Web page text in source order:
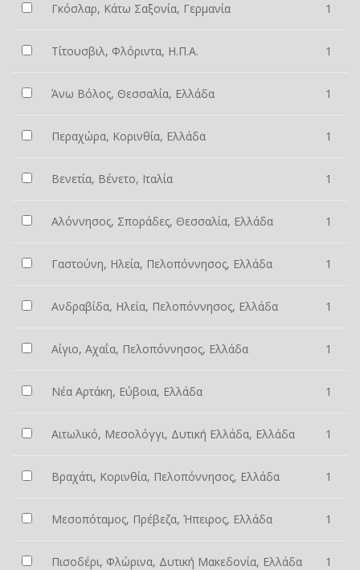
Γκόσλαρ, Κάτω Σαξονία, Γερμανία 1
Τίτουσβιλ, Φλόριντα, Η.Π.Α. 1
Άνω Βόλος, Θεσσαλία, Ελλάδα 1
Περαχώρα, Κορινθία, Ελλάδα 1
Βενετία, Βένετο, Ιταλία 1
Αλόννησος, Σποράδες, Θεσσαλία, Ελλάδα 1
Γαστούνη, Ηλεία, Πελοπόννησος, Ελλάδα 1
Ανδραβίδα, Ηλεία, Πελοπόννησος, Ελλάδα 1
Αίγιο, Αχαΐα, Πελοπόννησος, Ελλάδα 1
Νέα Αρτάκη, Εύβοια, Ελλάδα 1
Αιτωλικό, Μεσολόγγι, Δυτική Ελλάδα, Ελλάδα 1
Βραχάτι, Κορινθία, Πελοπόννησος, Ελλάδα 1
Μεσοπόταμος, Πρέβεζα, Ήπειρος, Ελλάδα 1
Πισοδέρι, Φλώρινα, Δυτική Μακεδονία, Ελλάδα 1